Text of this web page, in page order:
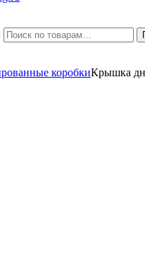
коробкиКрышка